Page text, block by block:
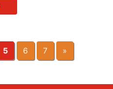
5 6 7 »